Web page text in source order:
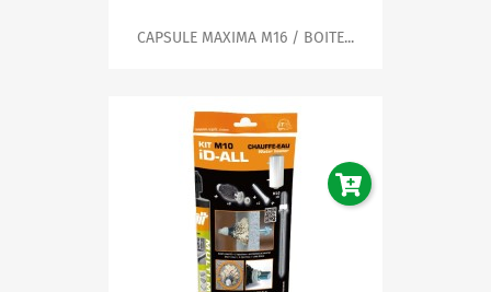
CAPSULE MAXIMA M16 / BOITE...